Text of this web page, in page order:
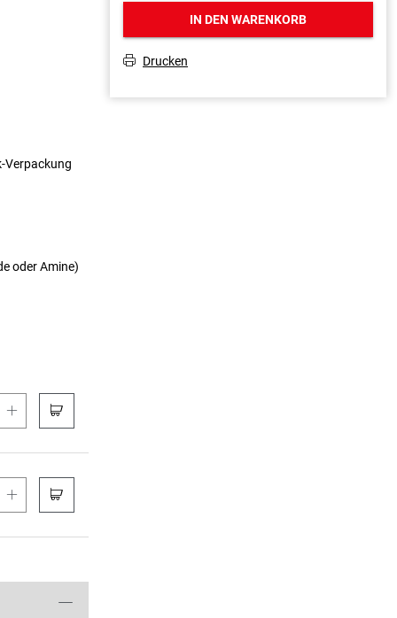
Verpackung
oder Amine)
S C
S C
IN DEN WARENKORB
T Drucken